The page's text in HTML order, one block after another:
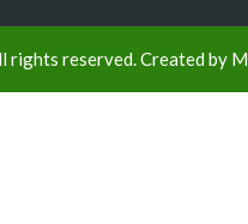
rights reserved. Created by